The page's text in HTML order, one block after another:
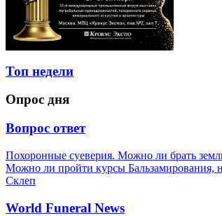
Топ недели
Опрос дня
Вопрос ответ
Похоронные суеверия. Можно ли брать
Можно ли пройти курсы Бальзамирования,
Склеп
World Funeral News